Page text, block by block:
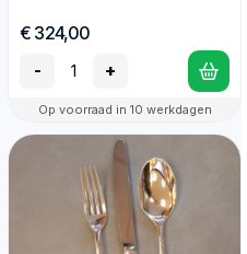
€ 324,00
-
+
Op voorraad in 10 werkdagen